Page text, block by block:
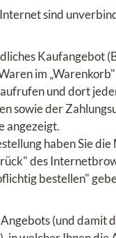
sind
Kaufangebot
im
und dort
sowie der
angezeigt.
haben Sie
des
bestellen"
(und damit